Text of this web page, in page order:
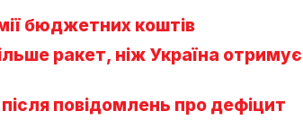
бюджетних коштів
ракет, ніж Україна отримує
повідомлень про дефіцит